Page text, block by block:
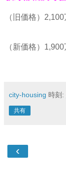
（旧価格）
（新価格）
city-housing 時刻:
共有
‹